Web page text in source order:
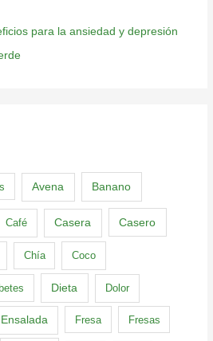
para la ansiedad y depresión
Avena Banano
Café Casera Casero
Chía Coco
Dieta Dolor
Ensalada Fresa Fresas